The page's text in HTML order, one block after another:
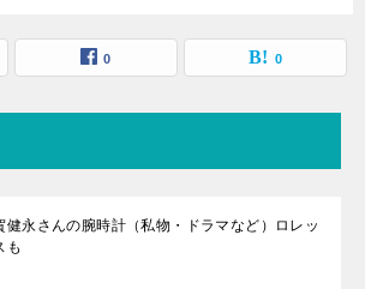
0 0
健永さんの腕時計（私物・ドラマなど）ロレッ
も